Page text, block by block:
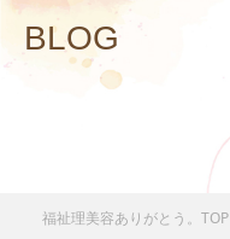
BLOG
福祉理美容ありがとう。TOP